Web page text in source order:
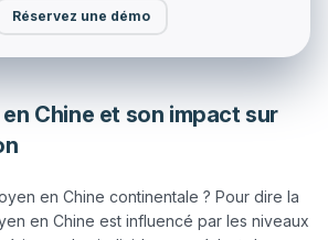
Réservez une démo
Chine et son impact sur
en Chine continentale ? Pour dire la
en Chine est influencé par les niveaux